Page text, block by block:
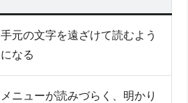
手元の文字を遠ざけて読むよう
になる
メニューが読みづらく、明かり